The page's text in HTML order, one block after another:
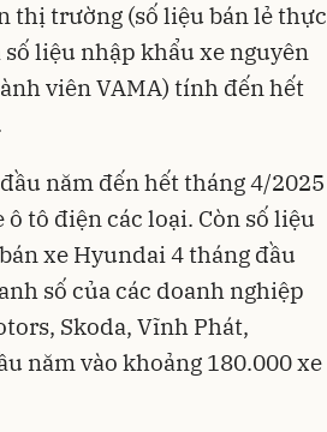
thị trường (số liệu bán lẻ thực
liệu nhập khẩu xe nguyên
viên VAMA) tính đến hết
năm đến hết tháng 4/2025
tô điện các loại. Còn số liệu
xe Hyundai 4 tháng đầu
số của các doanh nghiệp
Skoda, Vĩnh Phát,
năm vào khoảng 180.000 xe